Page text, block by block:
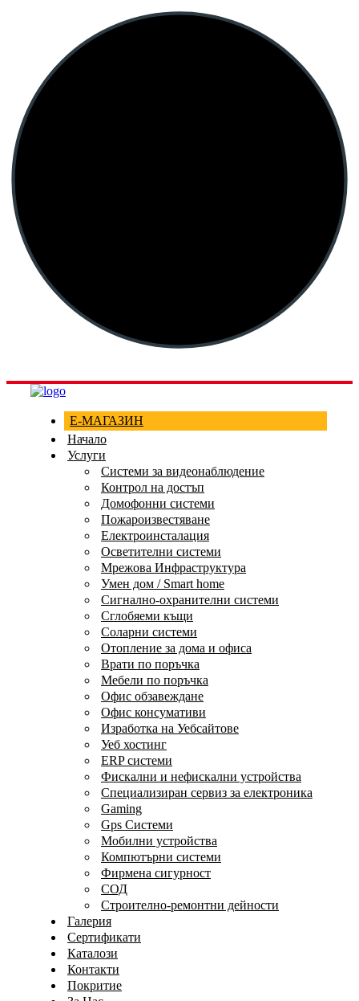
Е-МАГАЗИН
Начало
Услуги
Системи за видеонаблюдение
Контрол на достъп
Домофонни системи
Пожароизвестяване
Електроинсталация
Осветителни системи
Мрежова Инфраструктура
Умен дом / Smart home
Сигнално-охранителни системи
Сглобяеми къщи
Соларни системи
Отопление за дома и офиса
Врати по поръчка
Мебели по поръчка
Офис обзавеждане
Офис консумативи
Изработка на Уебсайтове
Уеб хостинг
ERP системи
Фискални и нефискални устройства
Специализиран сервиз за електроника
Gaming
Gps Системи
Мобилни устройства
Компютърни системи
Фирмена сигурност
СОД
Строително-ремонтни дейности
Галерия
Сертификати
Каталози
Контакти
Покритие